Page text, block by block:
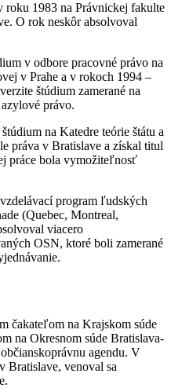
roku 1983 na Právnickej fakulte
O rok neskôr absolvoval
v odbore pracovné právo na
v Prahe a v rokoch 1994 –
štúdium zamerané na
právo.
na Katedre teórie štátu a
práva v Bratislave a získal titul
práce bola vymožiteľnosť
program ľudských
(Quebec, Montreal,
viacero
OSN, ktoré boli zamerané
čakateľom na Krajskom súde
na Okresnom súde Bratislava-
agendu. V
Bratislave, venoval sa